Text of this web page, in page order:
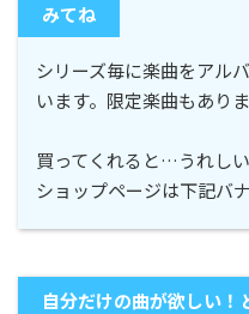
みてね
シリーズ毎に楽曲をアル
います。限定楽曲もありま
買ってくれると…うれし
ショップページは下記バ
自分だけの曲が欲しい！